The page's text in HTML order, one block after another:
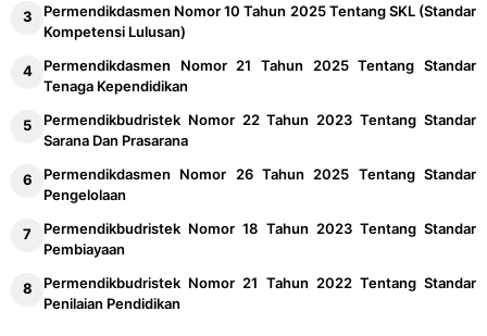
Permendikdasmen Nomor 10 Tahun 2025 Tentang SKL (Standar
Kompetensi Lulusan)
Permendikdasmen Nomor 21 Tahun 2025 Tentang Standar
Tenaga Kependidikan
Permendikbudristek Nomor 22 Tahun 2023 Tentang Standar
Sarana Dan Prasarana
Permendikdasmen Nomor 26 Tahun 2025 Tentang Standar
Pengelolaan
Permendikbudristek Nomor 18 Tahun 2023 Tentang Standar
Pembiayaan
Permendikbudristek Nomor 21 Tahun 2022 Tentang Standar
Penilaian Pendidikan